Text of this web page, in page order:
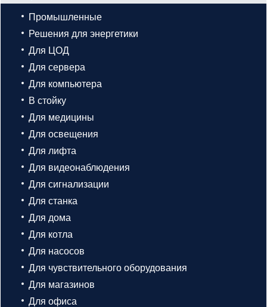
Промышленные
Решения для энергетики
Для ЦОД
Для сервера
Для компьютера
В стойку
Для медицины
Для освещения
Для лифта
Для видеонаблюдения
Для сигнализации
Для станка
Для дома
Для котла
Для насосов
Для чувствительного оборудования
Для магазинов
Для офиса